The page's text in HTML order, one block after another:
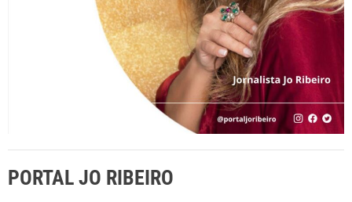
PORTAL JO RIBEIRO